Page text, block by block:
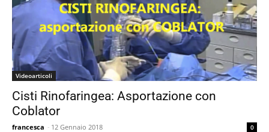
Videoarticoli
Cisti Rinofaringea: Asportazione con
Coblator
francesca - 12 Gennaio 2018 0